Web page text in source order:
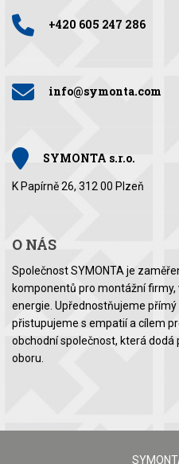
+420 605 247 286
info@symonta.com
SYMONTA s.r.o.
K Papírně 26, 312 00 Plzeň
O NÁS
Společnost SYMONTA je
komponentů pro montážní
energie. Upřednostňujeme
přistupujeme s empatií a cílem
obchodní společnost, která dodá
oboru.